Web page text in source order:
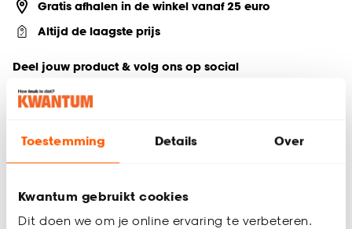
Toestemming Details Over
Kwantum gebruikt cookies
Dit doen we om je online ervaring te verbeteren.
Gratis afhalen in de winkel vanaf 25 euro
Altijd de laagste prijs
Deel jouw product & volg ons op social
Productomschrijving
Gemaakt van aardewerk (stonware)
Zonder oor